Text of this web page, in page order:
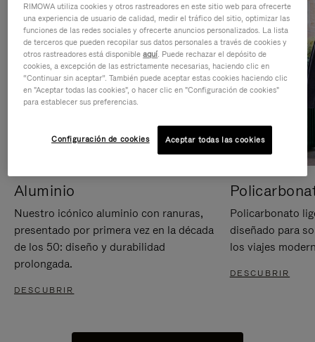
Aluminio
Nuestro icónico aluminio con ranuras,
presentado por primera vez en la década
de los 50: diseño y durabilidad
prolongada.
DESCUBRIR
Policarbonato
diseñado para
los viajes
DESCUBRIR
RIMOWA utiliza cookies y otros rastreadores en este sitio web para ofrecerte
una experiencia de usuario de calidad, medir el tráfico del sitio, optimizar las
funciones de las redes sociales y ofrecerte anuncios personalizados. La lista
de terceros que pueden recopilar sus datos personales a través de cookies y
otros rastreadores está disponibleaquí. Puede rechazar el depósito de
cookies, a excepción de las estrictamente necesarias, haciendo clic en
“Continuar sin aceptar”. También puede aceptar estas cookies haciendo clic
en "Aceptar todas las cookies", o hacer clic en "Configuración de cookies"
para establecer sus preferencias.
Configuración de cookies Aceptar todas las cookies